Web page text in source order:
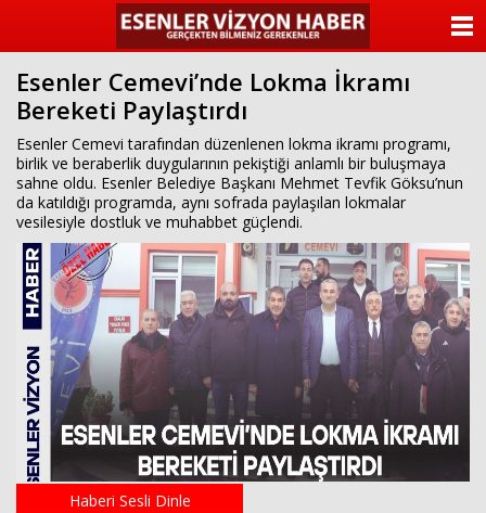
Esenler Cemevi’nde Lokma İkramı
Bereketi Paylaştırdı
Esenler Cemevi tarafından düzenlenen lokma ikramı programı,
birlik ve beraberlik duygularının pekiştiği anlamlı bir buluşmaya
sahne oldu. Esenler Belediye Başkanı Mehmet Tevfik Göksu’nun
da katıldığı programda, aynı sofrada paylaşılan lokmalar
vesilesiyle dostluk ve muhabbet güçlendi.
Haberi Sesli Dinle
ANASAYFA
KATEGORİLER
ANKETLER
VİDEO GALERİ
KÜNYE
İLETİŞİM